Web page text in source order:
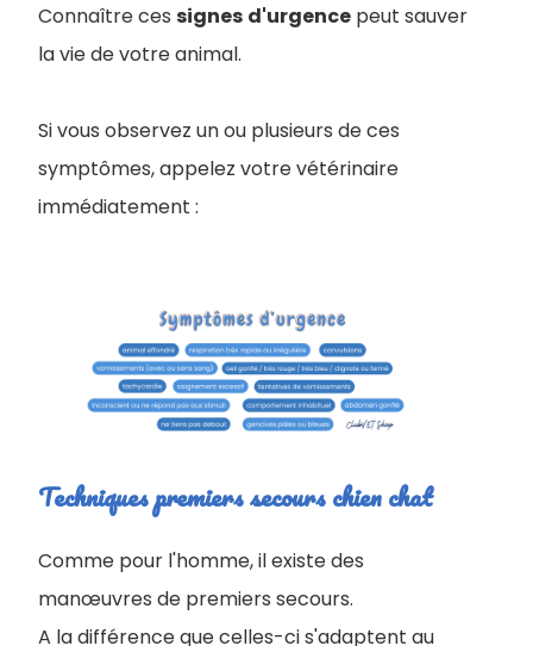
Connaître ces signes d'urgence peut sauver
la vie de votre animal.
Si vous observez un ou plusieurs de ces
symptômes, appelez votre vétérinaire
immédiatement :
Techniques premiers secours chien chat
Comme pour l'homme, il existe des
manœuvres de premiers secours.
A la différence que celles-ci s'adaptent au